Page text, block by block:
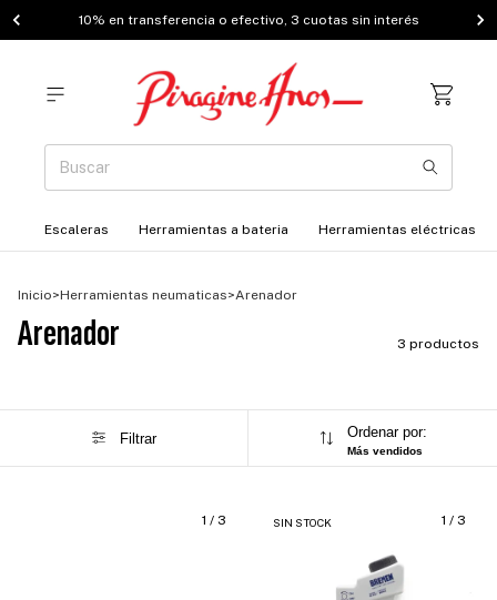
10% en transferencia o efectivo, 3 cuotas sin interés
Escaleras Herramientas a bateria Herramientas eléctricas
Inicio>Herramientas neumaticas>Arenador
Arenador 3 productos
Filtrar Ordenar por:
Más vendidos
1 / 3 1 / 3
SIN STOCK